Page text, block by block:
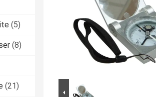
(5)
(8)
(21)